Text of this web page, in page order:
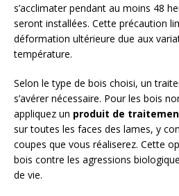
s’acclimater pendant au moins 48
seront installées. Cette précaution
déformation ultérieure due aux
température.
Selon le type de bois choisi, un
s’avérer nécessaire. Pour les bois
appliquez un produit de
sur toutes les faces des lames, y
coupes que vous réaliserez. Cette
bois contre les agressions
de vie.